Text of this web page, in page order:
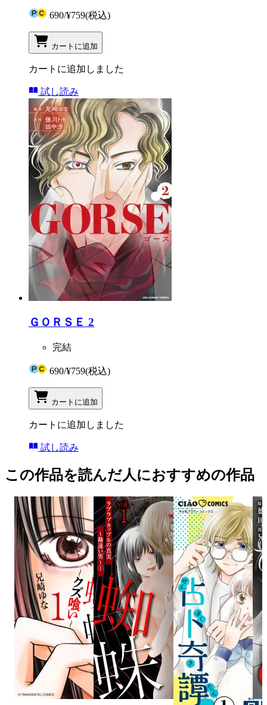
690/¥759(税込)
カートに追加
カートに追加しました
試し読み
ＧＯＲＳＥ 2
完結
690/¥759(税込)
カートに追加
カートに追加しました
試し読み
この作品を読んだ人におすすめの作品